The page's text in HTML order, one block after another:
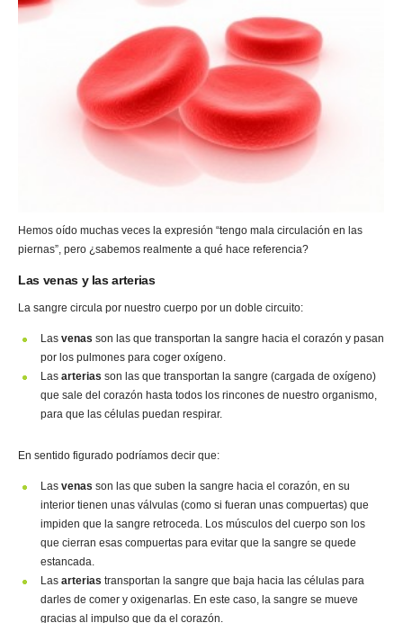
Hemos oído muchas veces la expresión “tengo mala circulación en las
piernas”, pero ¿sabemos realmente a qué hace referencia?
Las venas y las arterias
La sangre circula por nuestro cuerpo por un doble circuito:
Las venas son las que transportan la sangre hacia el corazón y pasan
por los pulmones para coger oxígeno.
Las arterias son las que transportan la sangre (cargada de oxígeno)
que sale del corazón hasta todos los rincones de nuestro organismo,
para que las células puedan respirar.
En sentido figurado podríamos decir que:
Las venas son las que suben la sangre hacia el corazón, en su
interior tienen unas válvulas (como si fueran unas compuertas) que
impiden que la sangre retroceda. Los músculos del cuerpo son los
que cierran esas compuertas para evitar que la sangre se quede
estancada.
Las arterias transportan la sangre que baja hacia las células para
darles de comer y oxigenarlas. En este caso, la sangre se mueve
gracias al impulso que da el corazón.